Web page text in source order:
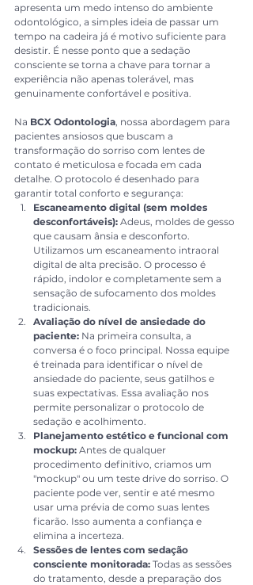
apresenta um medo intenso do ambiente
odontológico, a simples ideia de passar um
tempo na cadeira já é motivo suficiente para
desistir. É nesse ponto que a sedação
consciente se torna a chave para tornar a
experiência não apenas tolerável, mas
genuinamente confortável e positiva.
Na BCX Odontologia, nossa abordagem para
pacientes ansiosos que buscam a
transformação do sorriso com lentes de
contato é meticulosa e focada em cada
detalhe. O protocolo é desenhado para
garantir total conforto e segurança:
Escaneamento digital (sem moldes
desconfortáveis): Adeus, moldes de gesso
que causam ânsia e desconforto.
Utilizamos um escaneamento intraoral
digital de alta precisão. O processo é
rápido, indolor e completamente sem a
sensação de sufocamento dos moldes
tradicionais.
Avaliação do nível de ansiedade do
paciente: Na primeira consulta, a
conversa é o foco principal. Nossa equipe
é treinada para identificar o nível de
ansiedade do paciente, seus gatilhos e
suas expectativas. Essa avaliação nos
permite personalizar o protocolo de
sedação e acolhimento.
Planejamento estético e funcional com
mockup: Antes de qualquer
procedimento definitivo, criamos um
"mockup" ou um teste drive do sorriso. O
paciente pode ver, sentir e até mesmo
usar uma prévia de como suas lentes
ficarão. Isso aumenta a confiança e
elimina a incerteza.
Sessões de lentes com sedação
consciente monitorada: Todas as sessões
do tratamento, desde a preparação dos